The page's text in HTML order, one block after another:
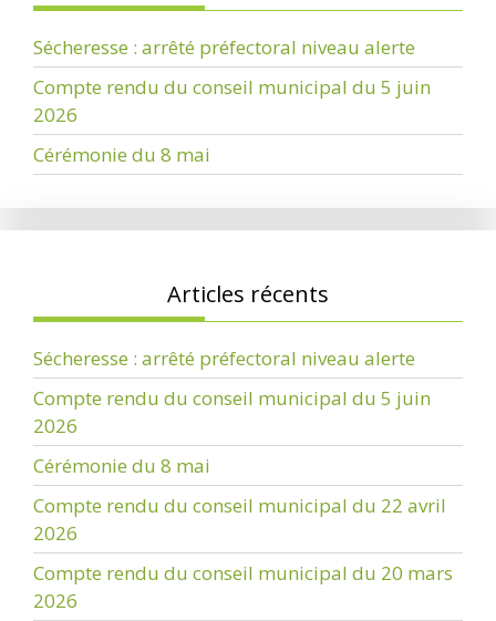
Sécheresse : arrêté préfectoral niveau alerte
Compte rendu du conseil municipal du 5 juin
2026
Cérémonie du 8 mai
Articles récents
Sécheresse : arrêté préfectoral niveau alerte
Compte rendu du conseil municipal du 5 juin
2026
Cérémonie du 8 mai
Compte rendu du conseil municipal du 22 avril
2026
Compte rendu du conseil municipal du 20 mars
2026